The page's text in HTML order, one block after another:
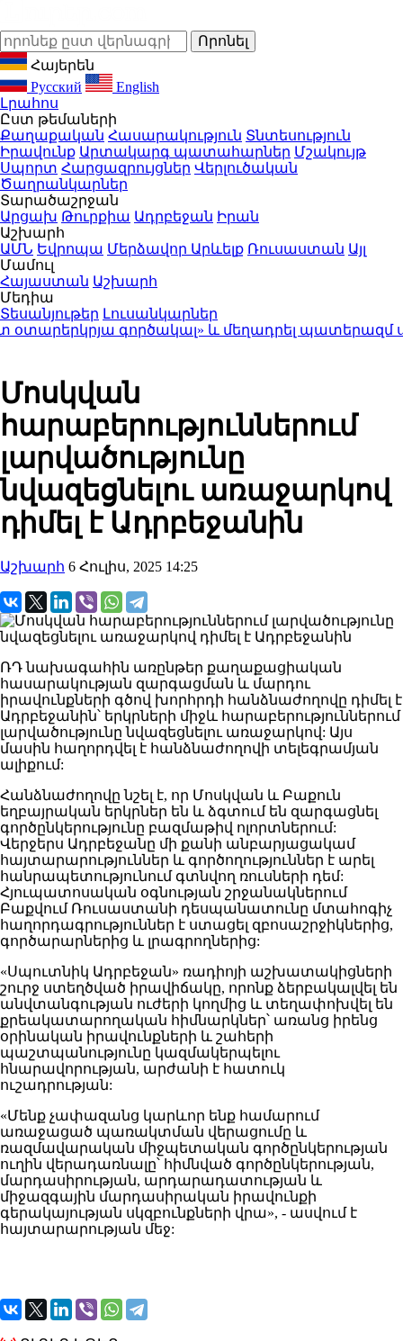
Հայերեն
Русский
English
Լրահոս
Ըստ թեմաների
Քաղաքական Հասարակություն Տնտեսություն
Իրավունք Արտակարգ պատահարներ Մշակույթ
Սպորտ Հարցազրույցներ Վերլուծական
Ծաղրանկարներ
Տարածաշրջան
Արցախ Թուրքիա Ադրբեջան Իրան
Աշխարհ
ԱՄՆ Եվրոպա Մերձավոր Արևելք Ռուսաստան Այլ
Մամուլ
Հայաստան Աշխարհ
Մեդիա
Տեսանյութեր Լուսանկարներ
գործակալ» և մեղադրել պատերազմ
Մոսկվան
հարաբերություններում
լարվածությունը
նվազեցնելու առաջարկով
դիմել է Ադրբեջանին
Աշխարհ 6 Հուլիս, 2025 14:25
ՌԴ նախագահին առընթեր քաղաքացիական
հասարակության զարգացման և մարդու
իրավունքների գծով խորհրդի հանձնաժողովը դիմել է
Ադրբեջանին՝ երկրների միջև հարաբերություններում
լարվածությունը նվազեցնելու առաջարկով: Այս
մասին հաղորդվել է հանձնաժողովի տելեգրամյան
ալիքում:
Հանձնաժողովը նշել է, որ Մոսկվան և Բաքուն
եղբայրական երկրներ են և ձգտում են զարգացնել
գործընկերությունը բազմաթիվ ոլորտներում:
Վերջերս Ադրբեջանը մի քանի անբարյացակամ
հայտարարություններ և գործողություններ է արել
հանրապետությունում գտնվող ռուսների դեմ:
Հյուպատոսական օգնության շրջանակներում
Բաքվում Ռուսաստանի դեսպանատունը մտահոգիչ
հաղորդագրություններ է ստացել զբոսաշրջիկներից,
գործարարներից և լրագրողներից:
«Սպուտնիկ Ադրբեջան» ռադիոյի աշխատակիցների
շուրջ ստեղծված իրավիճակը, որոնք ձերբակալվել են
անվտանգության ուժերի կողմից և տեղափոխվել են
քրեակատարողական հիմնարկներ՝ առանց իրենց
օրինական իրավունքների և շահերի
պաշտպանությունը կազմակերպելու
հնարավորության, արժանի է հատուկ
ուշադրության:
«Մենք չափազանց կարևոր ենք համարում
առաջացած պառակտման վերացումը և
ռազմավարական միջպետական ​​գործընկերության
ուղին վերադառնալը՝ հիմնված գործընկերության,
մարդասիրության, արդարադատության և
միջազգային մարդասիրական իրավունքի
գերակայության սկզբունքների վրա», - ասվում է
հայտարարության մեջ: